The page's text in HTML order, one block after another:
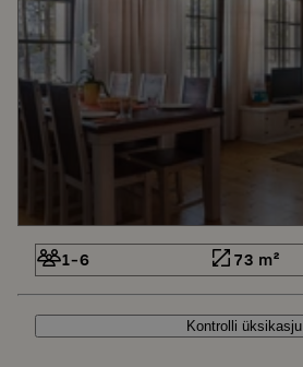
1-6 73 m²
Kontrolli üksikasju